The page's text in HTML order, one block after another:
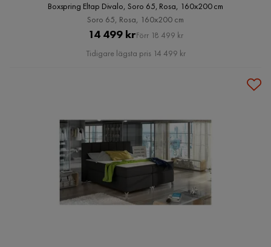
Boxspring Eltap Divalo, Soro 65, Rosa, 160x200 cm
Soro 65, Rosa, 160x200 cm
Pris
14 499 krOriginal
Pris
Förr 18 499 kr
Tidigare lägsta pris 14 499 kr